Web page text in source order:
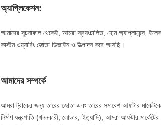
অ্যাপ্লিকেশন:
আমাদের সূচনাকাল থেকেই, আমরা স্বয়ংচালিত, হোম অ্যাপ্লায়েন্স,
কাস্টম ওয়্যারিং জোতা ডিজাইন ও উত্পাদন করে আসছি।
আমাদের সম্পর্কে
আমরা ট্রাকের জন্য তারের জোতা এবং তারের সমাবেশ আফটার
নির্মাণ যন্ত্রপাতি (খননকারী, লোডার, ইত্যাদি), আমরা আফটার